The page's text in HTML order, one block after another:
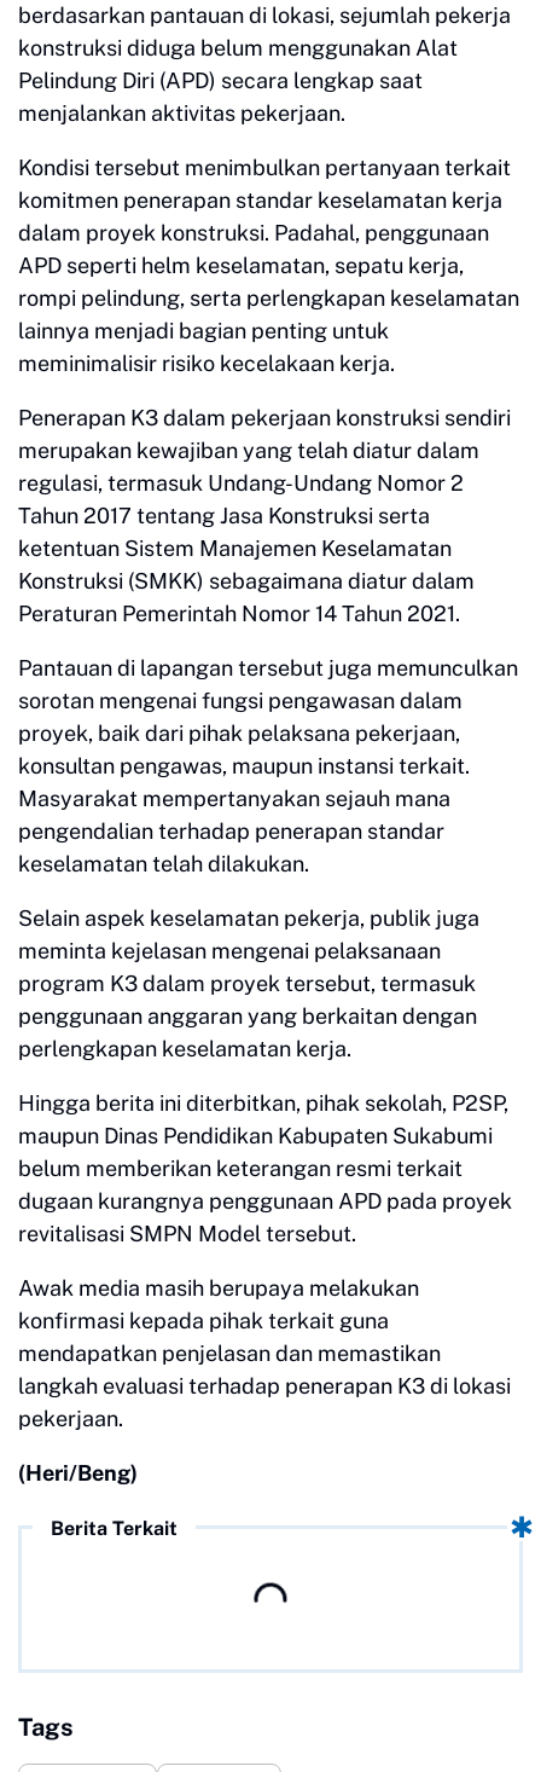
berdasarkan pantauan di lokasi, sejumlah pekerja
konstruksi diduga belum menggunakan Alat
Pelindung Diri (APD) secara lengkap saat
menjalankan aktivitas pekerjaan.
Kondisi tersebut menimbulkan pertanyaan terkait
komitmen penerapan standar keselamatan kerja
dalam proyek konstruksi. Padahal, penggunaan
APD seperti helm keselamatan, sepatu kerja,
rompi pelindung, serta perlengkapan keselamatan
lainnya menjadi bagian penting untuk
meminimalisir risiko kecelakaan kerja.
Penerapan K3 dalam pekerjaan konstruksi sendiri
merupakan kewajiban yang telah diatur dalam
regulasi, termasuk Undang-Undang Nomor 2
Tahun 2017 tentang Jasa Konstruksi serta
ketentuan Sistem Manajemen Keselamatan
Konstruksi (SMKK) sebagaimana diatur dalam
Peraturan Pemerintah Nomor 14 Tahun 2021.
Pantauan di lapangan tersebut juga memunculkan
sorotan mengenai fungsi pengawasan dalam
proyek, baik dari pihak pelaksana pekerjaan,
konsultan pengawas, maupun instansi terkait.
Masyarakat mempertanyakan sejauh mana
pengendalian terhadap penerapan standar
keselamatan telah dilakukan.
Selain aspek keselamatan pekerja, publik juga
meminta kejelasan mengenai pelaksanaan
program K3 dalam proyek tersebut, termasuk
penggunaan anggaran yang berkaitan dengan
perlengkapan keselamatan kerja.
Hingga berita ini diterbitkan, pihak sekolah, P2SP,
maupun Dinas Pendidikan Kabupaten Sukabumi
belum memberikan keterangan resmi terkait
dugaan kurangnya penggunaan APD pada proyek
revitalisasi SMPN Model tersebut.
Awak media masih berupaya melakukan
konfirmasi kepada pihak terkait guna
mendapatkan penjelasan dan memastikan
langkah evaluasi terhadap penerapan K3 di lokasi
pekerjaan.
(Heri/Beng)
Berita Terkait
Tags